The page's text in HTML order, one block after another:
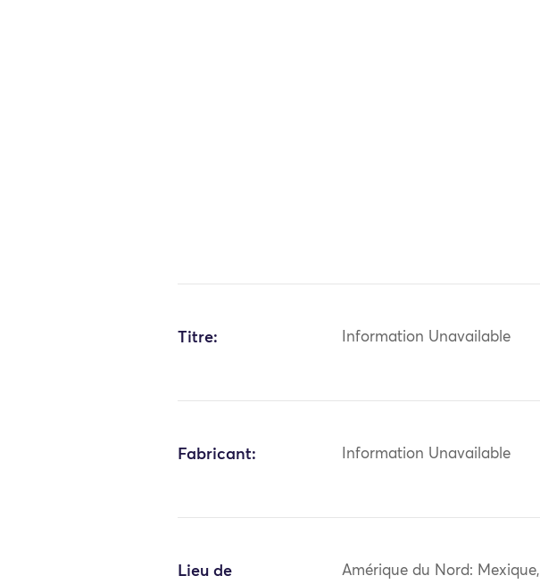
Titre: Information Unavailable
Fabricant: Information Unavailable
Lieu de
Amérique du Nord: Mexique,